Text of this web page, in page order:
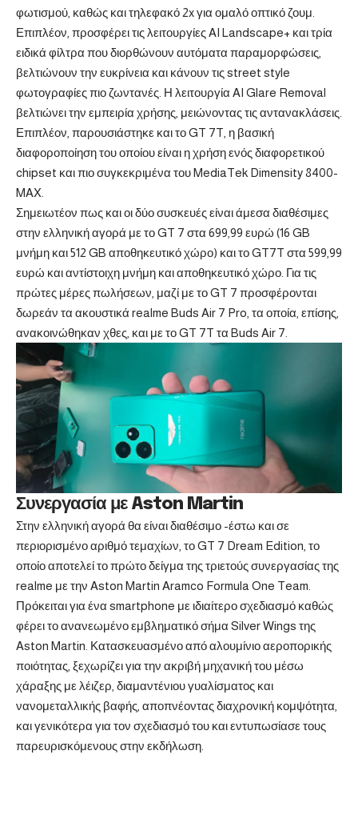
φωτισμού, καθώς και τηλεφακό 2x για ομαλό οπτικό ζουμ.
Επιπλέον, προσφέρει τις λειτουργίες AI Landscape+ και τρία
ειδικά φίλτρα που διορθώνουν αυτόματα παραμορφώσεις,
βελτιώνουν την ευκρίνεια και κάνουν τις street style
φωτογραφίες πιο ζωντανές. Η λειτουργία AI Glare Removal
βελτιώνει την εμπειρία χρήσης, μειώνοντας τις αντανακλάσεις.
Επιπλέον, παρουσιάστηκε και το GT 7T, η βασική
διαφοροποίηση του οποίου είναι η χρήση ενός διαφορετικού
chipset και πιο συγκεκριμένα του MediaTek Dimensity 8400-
MAX.
Σημειωτέον πως και οι δύο συσκευές είναι άμεσα διαθέσιμες
στην ελληνική αγορά με το GT 7 στα 699,99 ευρώ (16 GB
μνήμη και 512 GB αποθηκευτικό χώρο) και το GT7T στα 599,99
ευρώ και αντίστοιχη μνήμη και αποθηκευτικό χώρο. Για τις
πρώτες μέρες πωλήσεων, μαζί με το GT 7 προσφέρονται
δωρεάν τα ακουστικά realme Buds Air 7 Pro, τα οποία, επίσης,
ανακοινώθηκαν χθες, και με το GT 7T τα Buds Air 7.
Συνεργασία με Aston Martin
Στην ελληνική αγορά θα είναι διαθέσιμο -έστω και σε
περιορισμένο αριθμό τεμαχίων, το GT 7 Dream Edition, το
οποίο αποτελεί το πρώτο δείγμα της τριετούς συνεργασίας της
realme με την Aston Martin Aramco Formula One Team.
Πρόκειται για ένα smartphone με ιδιαίτερο σχεδιασμό καθώς
φέρει το ανανεωμένο εμβληματικό σήμα Silver Wings της
Aston Martin. Κατασκευασμένο από αλουμίνιο αεροπορικής
ποιότητας, ξεχωρίζει για την ακριβή μηχανική του μέσω
χάραξης με λέιζερ, διαμαντένιου γυαλίσματος και
νανομεταλλικής βαφής, αποπνέοντας διαχρονική κομψότητα,
και γενικότερα για τον σχεδιασμό του και εντυπωσίασε τους
παρευρισκόμενους στην εκδήλωση.